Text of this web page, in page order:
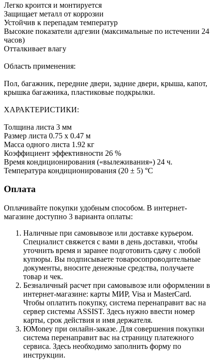
Легко кроится и монтируется
Защищает металл от коррозии
Устойчив к перепадам температур
Высокие показатели адгезии (максимальные по истечении 24
часов)
Отталкивает влагу
Область применения:
Пол, багажник, передние двери, задние двери, крыша, капот,
крышка багажника, пластиковые подкрылки.
ХАРАКТЕРИСТИКИ:
Толщина листа 3 мм
Размер листа 0.75 х 0.47 м
Масса одного листа 1.92 кг
Коэффициент эффективности 26 %
Время кондиционирования («вылеживания») 24 ч.
Температура кондиционирования (20 ± 5) °C
Оплата
Оплачивайте покупки удобным способом. В интернет-
магазине доступно 3 варианта оплаты:
Наличные при самовывозе или доставке курьером.
Специалист свяжется с вами в день доставки, чтобы
уточнить время и заранее подготовить сдачу с любой
купюры. Вы подписываете товаросопроводительные
документы, вносите денежные средства, получаете
товар и чек.
Безналичный расчет при самовывозе или оформлении в
интернет-магазине: карты МИР, Visa и MasterCard.
Чтобы оплатить покупку, система перенаправит вас на
сервер системы ASSIST. Здесь нужно ввести номер
карты, срок действия и имя держателя.
ЮMoney при онлайн-заказе. Для совершения покупки
система перенаправит вас на страницу платежного
сервиса. Здесь необходимо заполнить форму по
инструкции.